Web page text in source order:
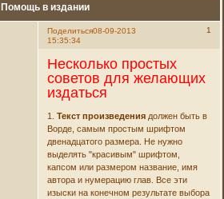
Помощь в издании
Поделиться 1
08-09-2013
15:35:34
Несколько простых
советов для желающих
издаться
1. Текст произведениядолжен быть в
Ворде, самым простым шрифтом
двенадцатого размера. Не нужно
выделять "красивым" шрифтом,
капсом или размером название, имя
автора и нумерацию глав. Все эти
изыски на конечном результате выбора